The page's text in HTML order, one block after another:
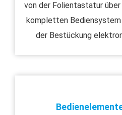
von der Folientastatur
kompletten Bediensystem
der Bestückung